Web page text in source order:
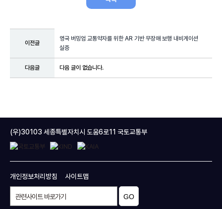
이전글
영국 버밍엄 교통약자를 위한 AR 기반 무장애 보행 내비게이션
실증
다음글 다음 글이 없습니다.
(우)30103 세종특별자치시 도움6로11 국토교통부
개인정보처리방침 사이트맵
GO